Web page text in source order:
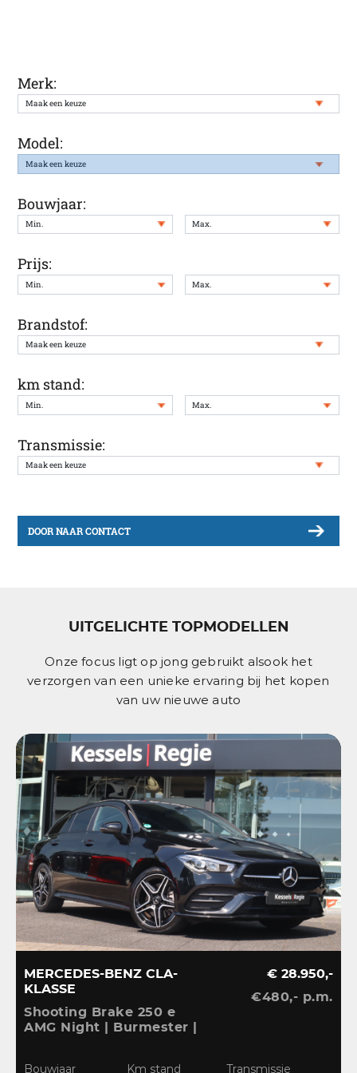
Merk:
Model:
Bouwjaar:
Prijs:
Brandstof:
km stand:
Transmissie:
DOOR NAAR CONTACT
UITGELICHTE TOPMODELLEN
Onze focus ligt op jong gebruikt alsook het
verzorgen van een unieke ervaring bij het kopen
van uw nieuwe auto
MERCEDES-BENZ CLA-
KLASSE
Shooting Brake 250 e
AMG Night | Burmester |
€ 28.950,-
€480,- p.m.
Bouwjaar Km stand Transmissie